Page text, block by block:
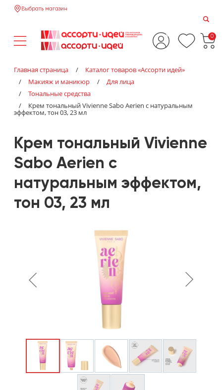
Выбрать магазин
0
Главная страница /
Каталог товаров «‎Ассорти идей»‎
/
Макияж и маникюр /
Для лица
/
Тональные средства
/
Крем тональный Vivienne Sabo Aerien с натуральным
эффектом, тон 03, 23 мл
Крем тональный Vivienne
Sabo Aerien с
натуральным эффектом,
тон 03, 23 мл